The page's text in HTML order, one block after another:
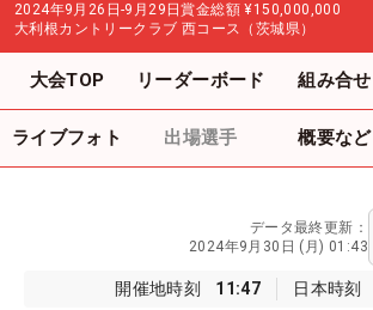
2024年9月26日-9月29日賞金総額 ¥150,000,000
大利根カントリークラブ 西コース（茨城県）
大会TOP リーダーボード 組み合せ
ライブフォト 出場選手 概要など
開催地時刻 11:47 日本時刻
データ最終更新：
2024年9月30日 (月) 01:43